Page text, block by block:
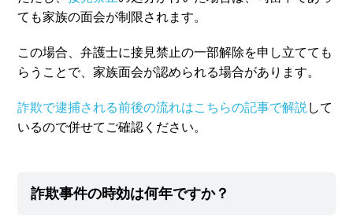
ても家族の面会が制限されます。
この場合、弁護士に接見禁止の一部解除を申し立てても
らうことで、家族面会が認められる場合があります。
詐欺で逮捕される前後の流れはこちらの記事で解説 して
いるので併せてご確認ください。
詐欺事件の時効は何年ですか？